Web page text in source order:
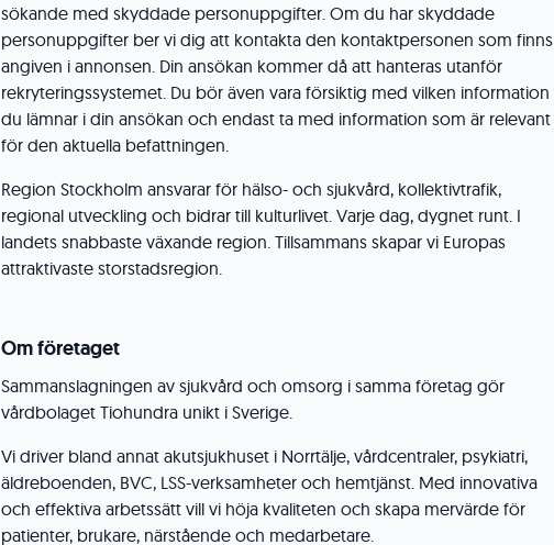
sökande med skyddade personuppgifter. Om du har skyddade
personuppgifter ber vi dig att kontakta den kontaktpersonen som finns
angiven i annonsen. Din ansökan kommer då att hanteras utanför
rekryteringssystemet. Du bör även vara försiktig med vilken information
du lämnar i din ansökan och endast ta med information som är relevant
för den aktuella befattningen.
Region Stockholm ansvarar för hälso- och sjukvård, kollektivtrafik,
regional utveckling och bidrar till kulturlivet. Varje dag, dygnet runt. I
landets snabbaste växande region. Tillsammans skapar vi Europas
attraktivaste storstadsregion.
Om företaget
Sammanslagningen av sjukvård och omsorg i samma företag gör
vårdbolaget Tiohundra unikt i Sverige.
Vi driver bland annat akutsjukhuset i Norrtälje, vårdcentraler, psykiatri,
äldreboenden, BVC, LSS-verksamheter och hemtjänst. Med innovativa
och effektiva arbetssätt vill vi höja kvaliteten och skapa mervärde för
patienter, brukare, närstående och medarbetare.